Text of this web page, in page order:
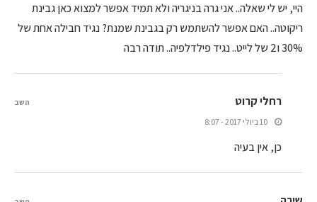
היי, יש לי שאלה.. אני גרה בניגריה ולא תמיד אפשר למצוא כאן גבינת
ריקוטה.. האם אפשר להשתמש רק בגבינת שמנת? נגיד חבילה אחת של
30% ו2 של לייט.. נגיד פילדלפיה.. תודה רבה
רחלי קרוט
10 ביולי 2017 - 8:07
כן, אין בעיה
השב